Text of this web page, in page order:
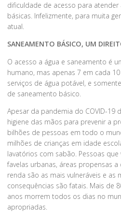
dificuldade de acesso para atender
básicas. Infelizmente, para muita
atual.
SANEAMENTO BÁSICO, UM
O acesso a água e saneamento é
humano, mas apenas 7 em cada
serviços de água potável, e
de saneamento básico.
Apesar da pandemia do COVID-19
higiene das mãos para prevenir a
bilhões de pessoas em todo o
milhões de crianças em idade
lavatórios com sabão. Pessoas que
favelas urbanas, áreas propensas
renda são as mais vulneráveis ​​e as
consequências são fatais. Mais de
anos morrem todos os dias no
apropriadas.